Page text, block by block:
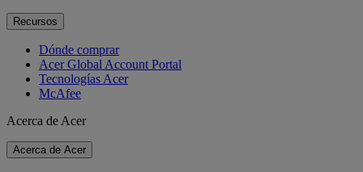
Recursos
Dónde comprar
Acer Global Account Portal
Tecnologías Acer
McAfee
Acerca de Acer
Acerca de Acer